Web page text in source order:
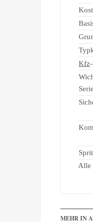
Kfz
Alle
MEHR IN